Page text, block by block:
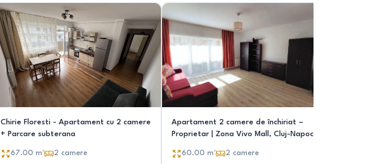
Chirie Floresti - Apartament cu 2 camere
+ Parcare subterana
67.00 m² 2 camere
Apartament 2 camere de închiriat –
Proprietar | Zona Vivo Mall, Cluj-Napoca,
60.00 m² 2 camere